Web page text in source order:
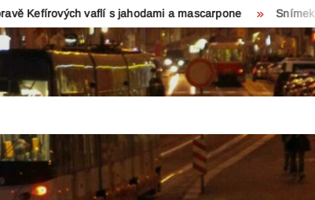
vaflí s jahodami a mascarpone Snímek týdne